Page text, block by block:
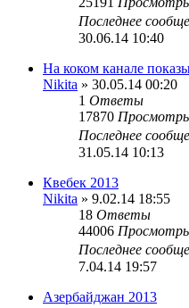
Последнее
30.06.14 10:40
На коком канале
Nikita » 30.05.14 00:20
1 Ответы
17870
Последнее
31.05.14 10:13
Квебек 2013
Nikita » 9.02.14 18:55
18 Ответы
44006
Последнее
7.04.14 19:57
Азербайджан 2013